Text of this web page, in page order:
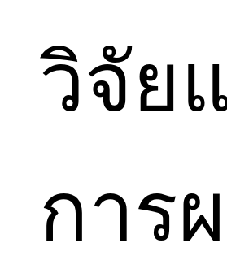
วิจัย
การ